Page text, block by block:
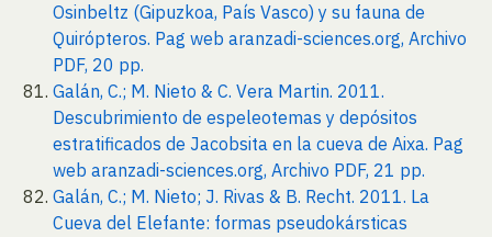
Osinbeltz (Gipuzkoa, País Vasco) y su fauna de
Quirópteros. Pag web aranzadi-sciences.org, Archivo
PDF, 20 pp.
Galán, C.; M. Nieto & C. Vera Martin. 2011.
Descubrimiento de espeleotemas y depósitos
estratificados de Jacobsita en la cueva de Aixa. Pag
web aranzadi-sciences.org, Archivo PDF, 21 pp.
Galán, C.; M. Nieto; J. Rivas & B. Recht. 2011. La
Cueva del Elefante: formas pseudokársticas